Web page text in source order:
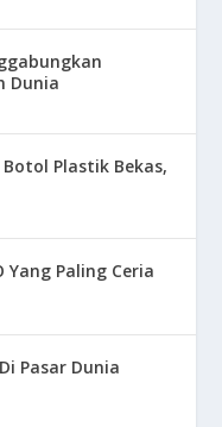
Dunia
Plastik Bekas,
Yang Paling Ceria
Pasar Dunia